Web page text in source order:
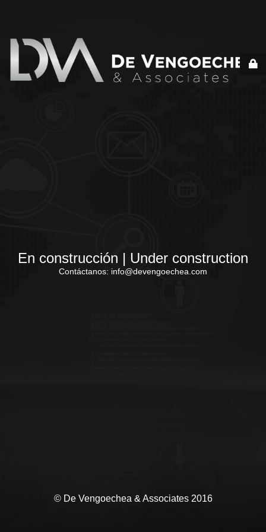
En construcción | Under construction
Contáctanos: info@devengoechea.com
© De Vengoechea & Associates 2016